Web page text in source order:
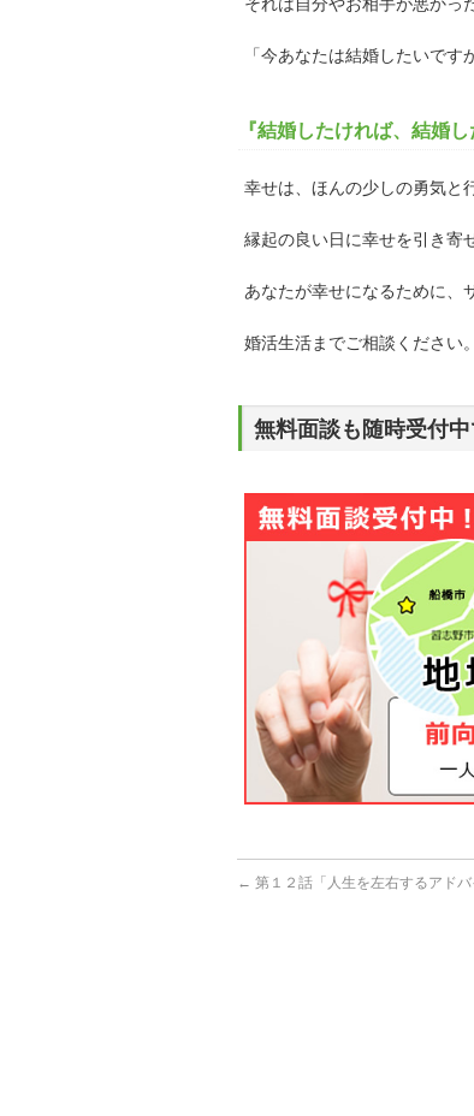
「今あなたは結婚したいです
『結婚したければ、結婚
幸せは、ほんの少しの勇気と
縁起の良い日に幸せを引き寄
あなたが幸せになるために、
婚活生活までご相談ください。
無料面談も随時受付中
← 第１２話「人生を左右するアドバ